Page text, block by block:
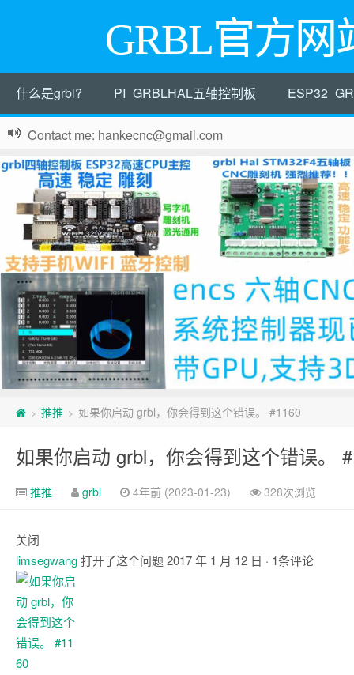
GRBL官方网
什么是grbl? PI_GRBLHAL五轴控制板
Contact me: hankecnc@gmail.com
> 推推 > 如果你启动 grbl，你会得到这个错误。 #1160
如果你启动 grbl，你会得到这个错误。
推推 grbl 4年前 (2023-01-23) 328次浏览
关闭
limsegwang打开了这个问题2017 年 1 月 12 日 · 1条评论
注
释